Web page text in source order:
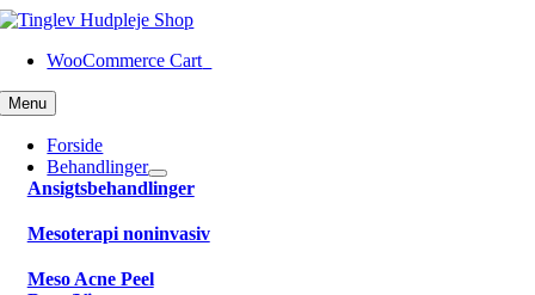
Skip
contentWooCommerce Cart
Menu
Forside
Behandlinger
Ansigtsbehandlinger
Mesoterapi noninvasiv
Meso Acne Peel